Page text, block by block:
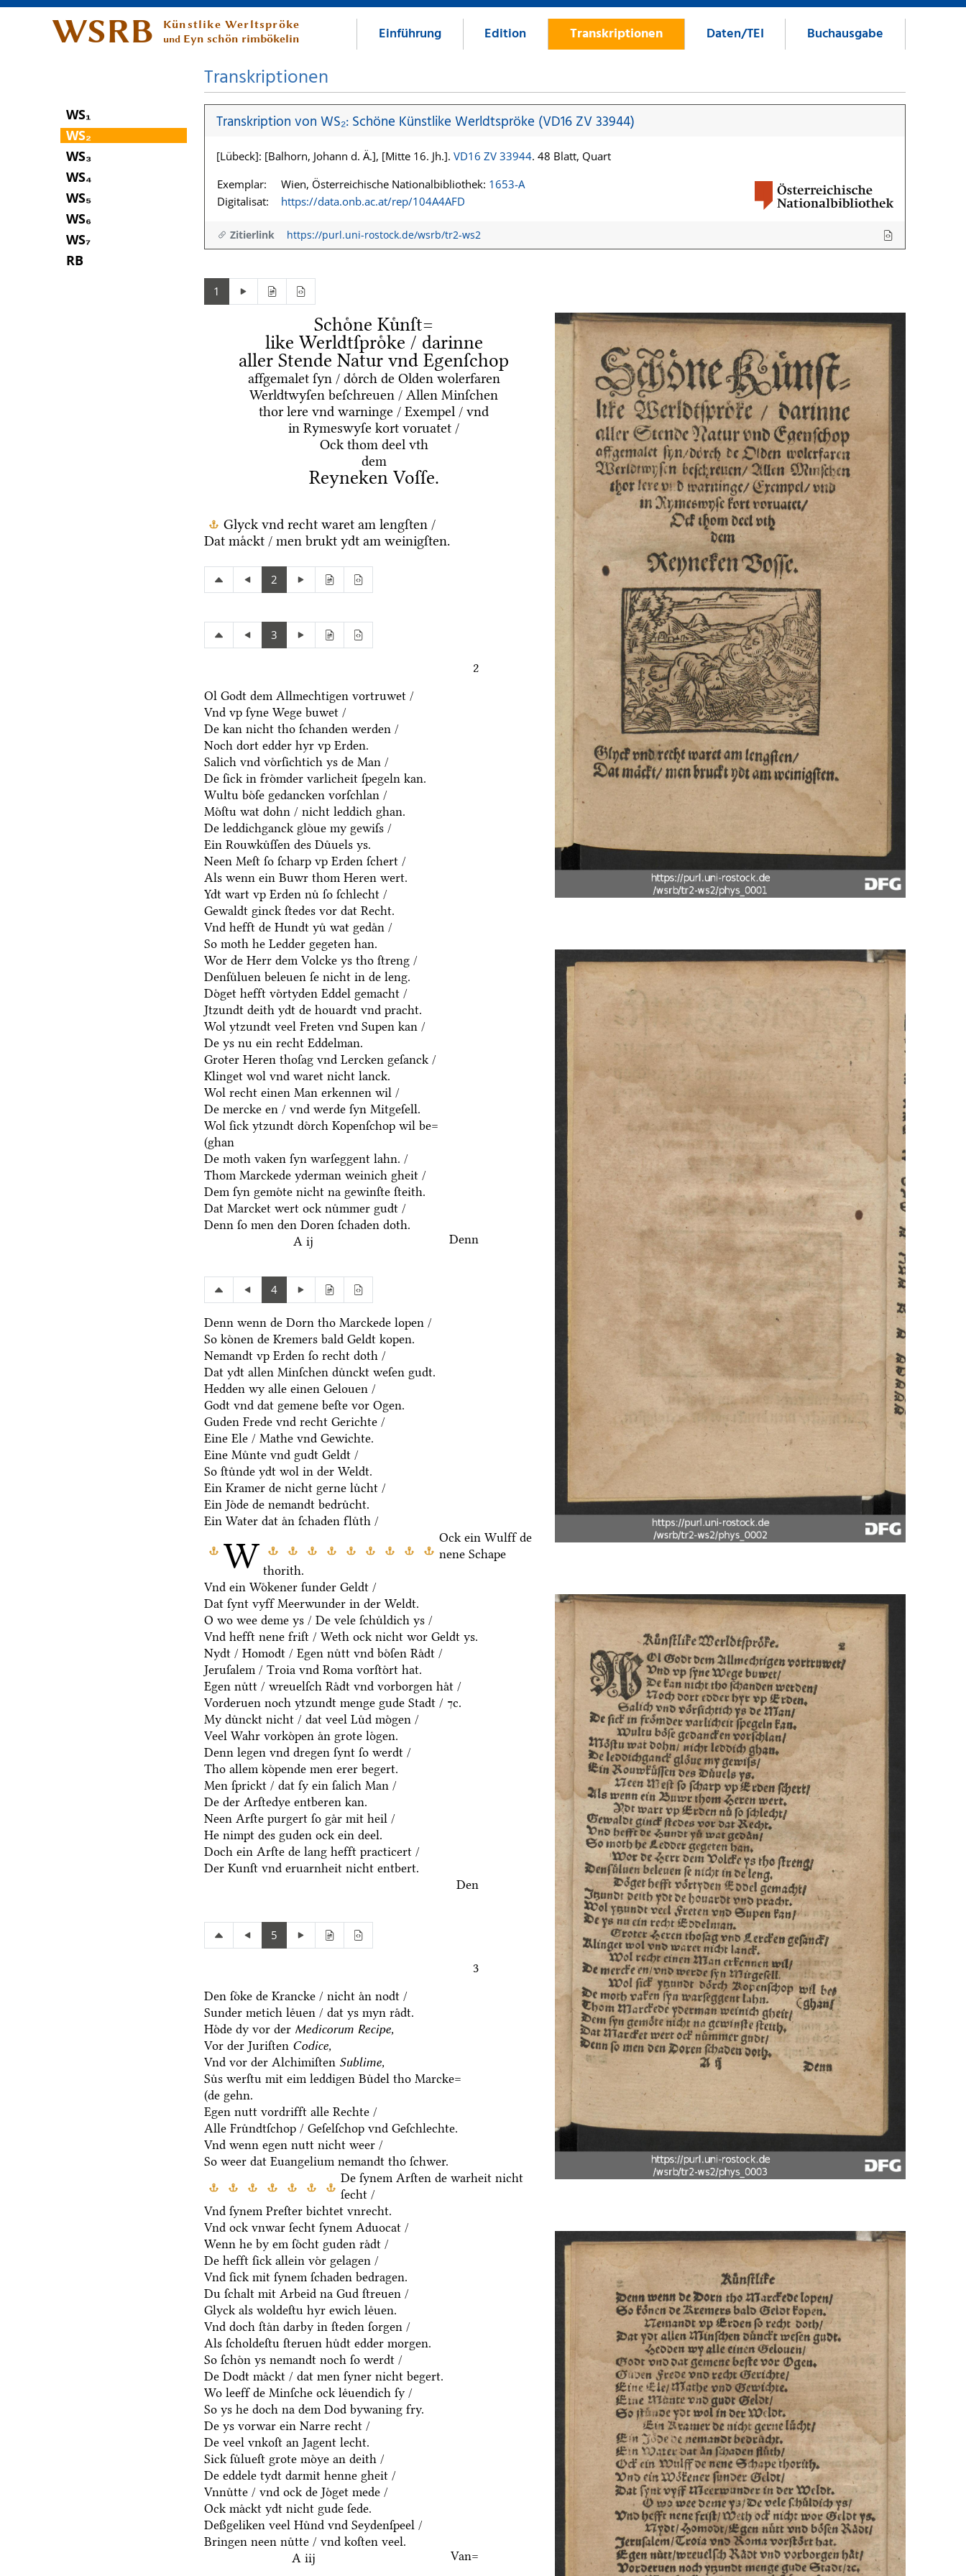
WSRB Künstlike Werltspröke
und Eyn schön rimbökelin Einführung Edition Transkriptionen Daten/TEI Buchausgabe
WS₁
WS₂
WS₃
WS₄
WS₅
WS₆
WS₇
RB
Transkriptionen
Transkription von WS₂: Schöne Künstlike Werldtspröke (VD16 ZV 33944)
[Lübeck]: [Balhorn, Johann d. Ä.], [Mitte 16. Jh.]. VD16 ZV 33944. 48 Blatt, Quart
Exemplar:
Wien, Österreichische Nationalbibliothek: 1653-A
Digitalisat:
https://data.onb.ac.at/rep/104A4AFD
Zitierlink https://purl.uni-rostock.de/wsrb/tr2-ws2
1
Schoͤne Kuͤnſt=
like Werldtſproͤke / darinne
aller Stende Natur vnd Egenſchop
affgemalet ſyn / doͤrch de Olden wolerfaren
Werldtwyſen beſchreuen / Allen Minſchen
thor lere vnd warninge / Exempel / vnd
in Rymeswyſe kort voruatet /
Ock thom deel vth
dem
Reyneken Voſſe.
Glyck vnd recht waret am lengſten /
Dat maͤckt / men brukt ydt am weinigſten.
2
3
2
W
Ol Godt dem Allmechtigen vortruwet /
Vnd vp ſyne Wege buwet /
De kan nicht tho ſchanden werden /
Noch dort edder hyr vp Erden.
Salich vnd voͤrſichtich ys de Man /
De ſick in froͤmder varlicheit ſpegeln kan.
Wultu boͤſe gedancken vorſchlan /
Moͤſtu wat dohn / nicht leddich ghan.
De leddichganck gloͤue my gewiſs /
Ein Rouwkuͤſſen des Duͤuels ys.
Neen Meſt ſo ſcharp vp Erden ſchert /
Als wenn ein Buwr thom Heren wert.
Ydt wart vp Erden nuͤ ſo ſchlecht /
Gewaldt ginck ſtedes vor dat Recht.
Vnd hefft de Hundt yuͤ wat gedaͤn /
So moth he Ledder gegeten han.
Wor de Herr dem Volcke ys tho ſtreng /
Denſuͤluen beleuen ſe nicht in de leng.
Doͤget hefft voͤrtyden Eddel gemacht /
Jtzundt deith ydt de houardt vnd pracht.
Wol ytzundt veel Freten vnd Supen kan /
De ys nu ein recht Eddelman.
Groter Heren thoſag vnd Lercken geſanck /
Klinget wol vnd waret nicht lanck.
Wol recht einen Man erkennen wil /
De mercke en / vnd werde ſyn Mitgeſell.
Wol ſick ytzundt doͤrch Kopenſchop wil be=
(ghan
De moth vaken ſyn warſeggent lahn. /
Thom Marckede yderman weinich gheit /
Dem ſyn gemoͤte nicht na gewinſte ſteith.
Dat Marcket wert ock nuͤmmer gudt /
Denn ſo men den Doren ſchaden doth.
A ij
Denn
4
Denn wenn de Dorn tho Marckede lopen /
So koͤnen de Kremers bald Geldt kopen.
Nemandt vp Erden ſo recht doth /
Dat ydt allen Minſchen duͤnckt weſen gudt.
Hedden wy alle einen Gelouen /
Godt vnd dat gemene beſte vor Ogen.
Guden Frede vnd recht Gerichte /
Eine Ele / Mathe vnd Gewichte.
Eine Muͤnte vnd gudt Geldt /
So ſtuͤnde ydt wol in der Weldt.
Ein Kramer de nicht gerne luͤcht /
Ein Joͤde de nemandt bedruͤcht.
Ein Water dat aͤn ſchaden fluͤth /
Ock ein Wulff de
nene Schape
thorith.
Vnd ein Woͤkener ſunder Geldt /
Dat ſynt vyff Meerwunder in der Weldt.
O wo wee deme ys / De vele ſchuͤldich ys /
Vnd hefft nene friſt / Weth ock nicht wor Geldt ys.
Nydt / Homodt / Egen nuͤtt vnd boͤſen Raͤdt /
Jeruſalem / Troia vnd Roma vorſtoͤrt hat.
Egen nuͤtt / wreuelſch Raͤdt vnd vorborgen haͤt /
Vorderuen noch ytzundt menge gude Stadt / ⁊c.
My duͤnckt nicht / dat veel Luͤd moͤgen /
Veel Wahr vorkoͤpen aͤn grote loͤgen.
Denn legen vnd dregen ſynt ſo werdt /
Tho allem koͤpende men erer begert.
Men ſprickt / dat ſy ein ſalich Man /
De der Arſtedye entberen kan.
Neen Arſte purgert ſo gaͤr mit heil /
He nimpt des guden ock ein deel.
Doch ein Arſte de lang hefft practicert /
Der Kunſt vnd eruarnheit nicht entbert.
Den
5
3
Den ſoͤke de Krancke / nicht aͤn nodt /
Sunder metich leͤuen / dat ys myn raͤdt.
Hoͤde dy vor der Medicorum Recipe,
Vor der Juriſten Codice,
Vnd vor der Alchimiſten Sublime,
Suͤs werſtu mit eim leddigen Buͤdel tho Marcke=
(de gehn.
Egen nutt vordrifft alle Rechte /
Alle Fruͤndtſchop / Geſelſchop vnd Geſchlechte.
Vnd wenn egen nutt nicht weer /
So weer dat Euangelium nemandt tho ſchwer.
De ſynem Arſten de warheit nicht
ſecht /
Vnd ſynem Preſter bichtet vnrecht.
Vnd ock vnwar ſecht ſynem Aduocat /
Wenn he by em ſoͤcht guden raͤdt /
De hefft ſick allein voͤr gelagen /
Vnd ſick mit ſynem ſchaden bedragen.
Du ſchalt mit Arbeid na Gud ſtreuen /
Glyck als woldeſtu hyr ewich leͤuen.
Vnd doch ſtaͤn darby in ſteden ſorgen /
Als ſcholdeſtu ſteruen huͤdt edder morgen.
So ſchoͤn ys nemandt noch ſo werdt /
De Dodt maͤckt / dat men ſyner nicht begert.
Wo leeff de Minſche ock leͤuendich ſy /
So ys he doch na dem Dod bywaning fry.
De ys vorwar ein Narre recht /
De veel vnkoſt an Jagent lecht.
Sick ſuͤlueſt grote moͤye an deith /
De eddele tydt darmit henne gheit /
Vnnuͤtte / vnd ock de Joͤget mede /
Ock maͤckt ydt nicht gude ſede.
Deßgeliken veel Huͤnd vnd Seydenſpeel /
Bringen neen nuͤtte / vnd koſten veel.
A iij
Van=